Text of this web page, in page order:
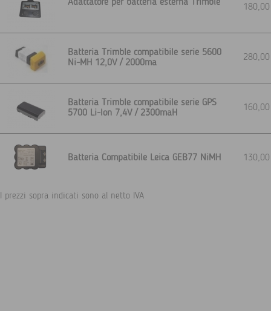
Adattatore per batteria esterna Trimble
Batteria Trimble compatibile serie 5600
Ni-MH 12,0V / 2000ma
Batteria Trimble compatibile serie GPS
5700 Li-Ion 7,4V / 2300maH
Batteria Compatibile Leica GEB77 NiMH
I prezzi sopra indicati sono al netto IVA